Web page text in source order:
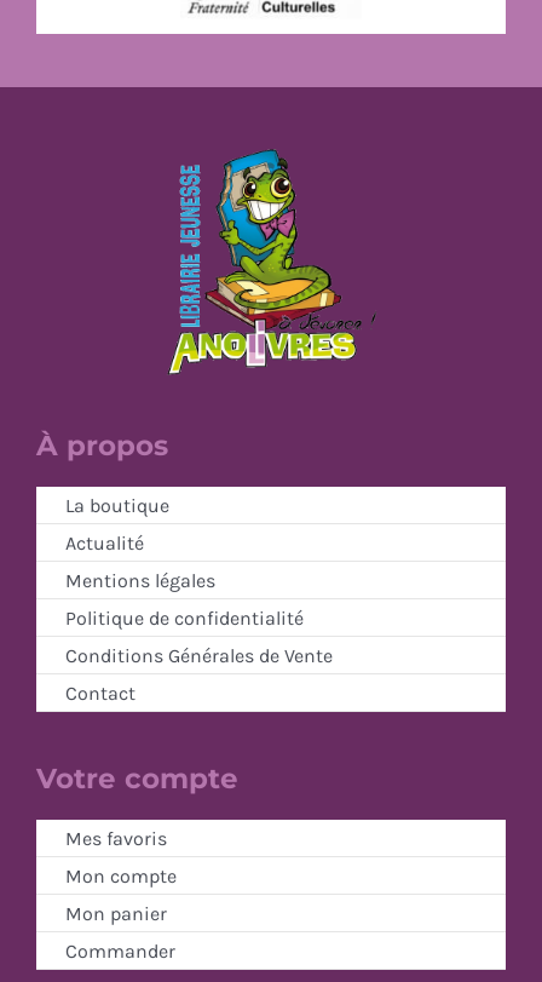
À propos
La boutique
Actualité
Mentions légales
Politique de confidentialité
Conditions Générales de Vente
Contact
Votre compte
Mes favoris
Mon compte
Mon panier
Commander